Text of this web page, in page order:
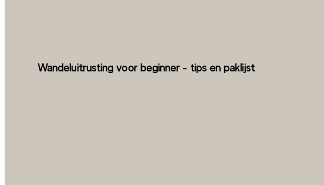
Wandeluitrusting voor beginner - tips en paklijst